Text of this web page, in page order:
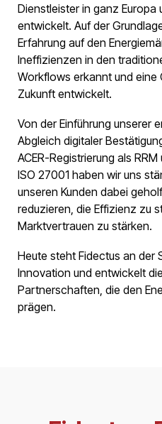
Dienstleister in ganz Europa
entwickelt. Auf der
Erfahrung auf den
Ineffizienzen in den
Workflows erkannt und eine
Zukunft entwickelt.
Von der Einführung unserer
Abgleich digitaler
ACER-Registrierung als
ISO 27001 haben wir uns
unseren Kunden dabei
reduzieren, die Effizienz zu
Marktvertrauen zu stärken.
Heute steht Fidectus an der
Innovation und entwickelt
Partnerschaften, die den
prägen.